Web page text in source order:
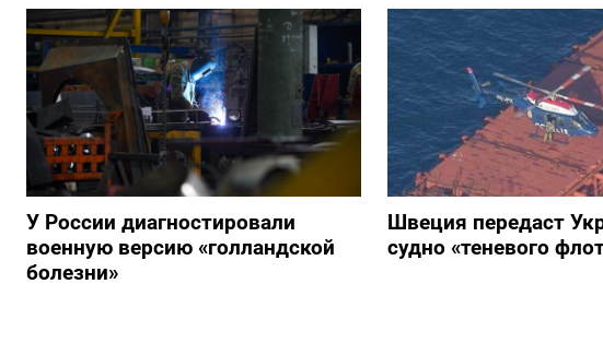
У России диагностировали
военную версию «голландской
болезни»
Швеция передаст
судно «теневого